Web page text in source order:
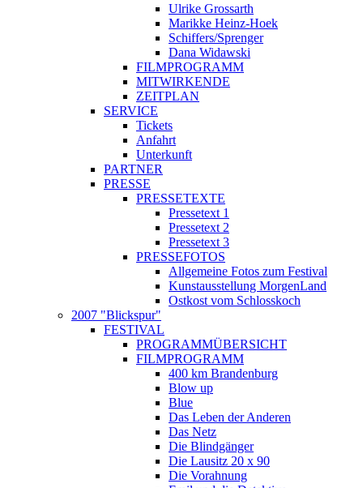
Ulrike Grossarth
Marikke Heinz-Hoek
Schiffers/Sprenger
Dana Widawski
FILMPROGRAMM
MITWIRKENDE
ZEITPLAN
SERVICE
Tickets
Anfahrt
Unterkunft
PARTNER
PRESSE
PRESSETEXTE
Pressetext 1
Pressetext 2
Pressetext 3
PRESSEFOTOS
Allgemeine Fotos zum Festival
Kunstausstellung MorgenLand
Ostkost vom Schlosskoch
2007 "Blickspur"
FESTIVAL
PROGRAMMÜBERSICHT
FILMPROGRAMM
400 km Brandenburg
Blow up
Blue
Das Leben der Anderen
Das Netz
Die Blindgänger
Die Lausitz 20 x 90
Die Vorahnung